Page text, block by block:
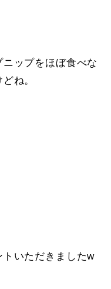
ップをほぼ食べな
ね。
いただきましたw